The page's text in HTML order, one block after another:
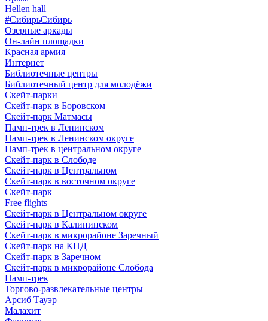
Hellen hall
#СибирьСибирь
Озерные аркады
Он-лайн площадки
Красная армия
Интернет
Библиотечные центры
Библиотечный центр для молодёжи
Скейт-парки
Скейт-парк в Боровском
Скейт-парк Матмасы
Памп-трек в Ленинском
Памп-трек в Ленинском округе
Памп-трек в центральном округе
Скейт-парк в Слободе
Скейт-парк в Центральном
Скейт-парк в восточном округе
Скейт-парк
Free flights
Скейт-парк в Центральном округе
Скейт-парк в Калининском
Скейт-парк в микрорайоне Заречный
Скейт-парк на КПД
Скейт-парк в Заречном
Скейт-парк в микрорайоне Слобода
Памп-трек
Торгово-развлекательные центры
Арсиб Тауэр
Малахит